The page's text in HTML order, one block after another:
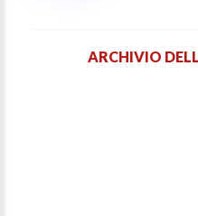
ARCHIVIO